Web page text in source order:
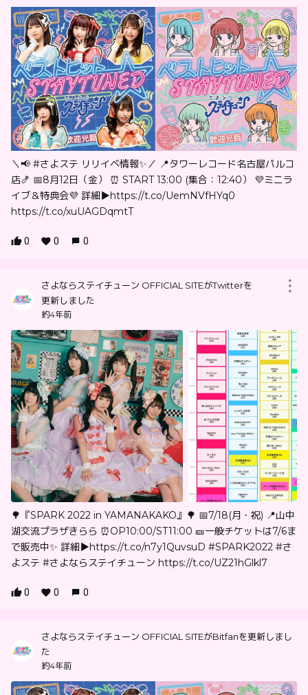
＼📢 #さよステ リリイベ情報✨／ 📍タワーレコード名古屋パルコ
店🍤 📅8月12日（金） ⏰ START 13:00 (集合：12:40） 💜ミニラ
イブ＆特典会💜 詳細▶︎https://t.co/UemNVfHYq0
https://t.co/xuUAGDqmtT
0 0 0
さよならステイチューン OFFICIAL SITEがTwitterを
更新しました
約4年前
🌳『SPARK 2022 in YAMANAKAKO』🌳 📅7/18(月・祝) 📍山中
湖交流プラザきらら ⏰OP10:00/ST11:00 🎫一般チケットは7/6ま
で販売中✨ 詳細▶︎https://t.co/n7y1QuvsuD #SPARK2022 #さ
よステ #さよならステイチューン https://t.co/UZ21hGlkl7
0 0 0
さよならステイチューン OFFICIAL SITEがBitfanを更新しまし
た
約4年前